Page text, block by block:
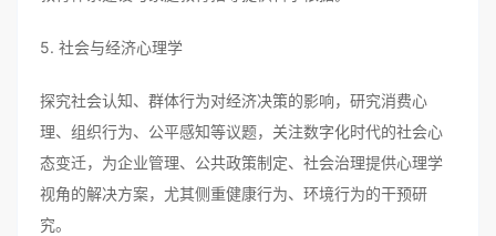
5. 社会与经济心理学
探究社会认知、群体行为对经济决策的影响，研究消费心
理、组织行为、公平感知等议题，关注数字化时代的社会心
态变迁，为企业管理、公共政策制定、社会治理提供心理学
视角的解决方案，尤其侧重健康行为、环境行为的干预研
究。